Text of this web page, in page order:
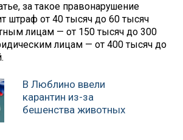
за такое правонарушение
штраф от 40 тысяч до 60 тысяч
лицам — от 150 тысяч до 300
лицам — от 400 тысяч до
В Люблино ввели
карантин из-за
бешенства животных